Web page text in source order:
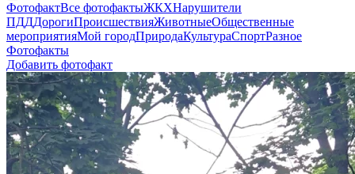
ФотофактВсе фотофактыЖКХНарушители
ПДДДорогиПроисшествияЖивотныеОбщественные
мероприятияМой городПриродаКультураСпортРазное
Фотофакты
Добавить фотофакт